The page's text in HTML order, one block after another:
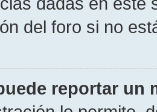
del foro si no
reportar un